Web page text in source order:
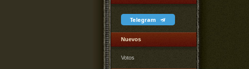
Telegram
Nuevos
Votos